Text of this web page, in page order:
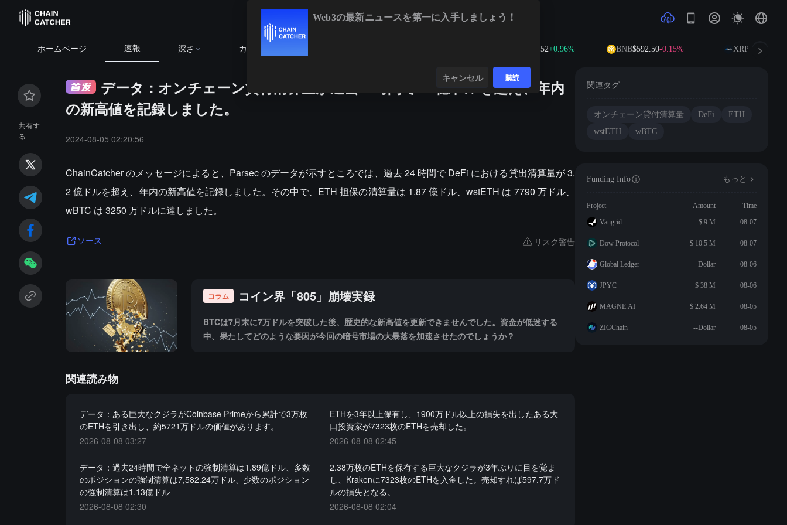
ホームページ 速報 深さ カレンダー $1,916.52+0.96% BNB$592.50-0.15% XRP$1.03+1.18%
共有す
る
データ：オンチェーン貸付清算量が過去24時間で3.2億ドルを超え、年内
の新高値を記録しました。
2024-08-05 02:20:56
ChainCatcher のメッセージによると、Parsec のデータが示すところでは、過去 24 時間で DeFi における貸出清算量が 3.
2 億ドルを超え、年内の新高値を記録しました。その中で、ETH 担保の清算量は 1.87 億ドル、wstETH は 7790 万ドル、
wBTC は 3250 万ドルに達しました。
ソース リスク警告
コラム コイン界「805」崩壊実録
BTCは7月末に7万ドルを突破した後、歴史的な新高値を更新できませんでした。資金が低迷する
中、果たしてどのような要因が今回の暗号市場の大暴落を加速させたのでしょうか？
関連読み物
データ：ある巨大なクジラがCoinbase Primeから累計で3万枚
のETHを引き出し、約5721万ドルの価値があります。
2026-08-08 03:27
ETHを3年以上保有し、1900万ドル以上の損失を出したある大
口投資家が7323枚のETHを売却した。
2026-08-08 02:45
データ：過去24時間で全ネットの強制清算は1.89億ドル、多数
のポジションの強制清算は7,582.24万ドル、少数のポジション
の強制清算は1.13億ドル
2026-08-08 02:30
2.38万枚のETHを保有する巨大なクジラが3年ぶりに目を覚ま
し、Krakenに7323枚のETHを入金した。売却すれば597.7万ド
ルの損失となる。
2026-08-08 02:04
関連タグ
オンチェーン貸付清算量 DeFi
ETH
wstETH
wBTC
Funding Info もっと
Project Amount
Time
Vangrid
$ 9 M 08-07
Dow Protocol $ 10.5 M 08-07
Global Ledger --Dollar 08-06
JPYC $ 38 M 08-06
MAGNE.AI $ 2.64 M 08-05
ZIGChain --Dollar 08-05
Web3の最新ニュースを第一に入手しましょう！
キャンセル 購読